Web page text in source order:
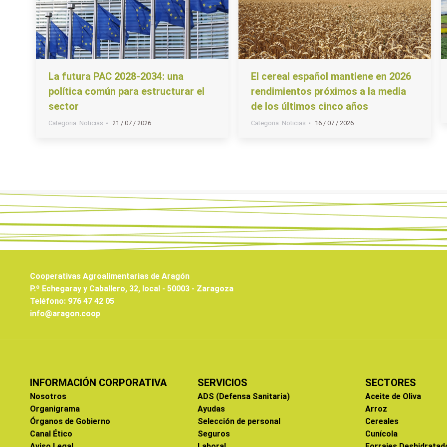
La futura PAC 2028-2034: una
política común para estructurar el
sector
Categoria: Noticias 21 / 07 / 2026
El cereal español mantiene en 2026
rendimientos próximos a la media
de los últimos cinco años
Categoria: Noticias 16 / 07 / 2026
Cooperativas Agroalimentarias de Aragón
P.º Echegaray y Caballero, 32, local - 50003 - Zaragoza
Teléfono: 976 47 42 05
info@aragon.coop
INFORMACIÓN CORPORATIVA
Nosotros
Organigrama
Órganos de Gobierno
Canal Ético
SERVICIOS
ADS (Defensa Sanitaria)
Ayudas
Selección de personal
Seguros
SECTORES
Aceite de Oliva
Arroz
Cereales
Cunícola